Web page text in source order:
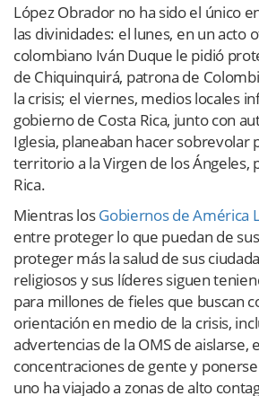
López Obrador no ha sido el único
las divinidades: el lunes, en un acto
colombiano Iván Duque le pidió
de Chiquinquirá, patrona de
la crisis; el viernes, medios locales
gobierno de Costa Rica, junto con
Iglesia, planeaban hacer sobrevolar
territorio a la Virgen de los Ángeles,
Rica.
Mientras losGobiernos de América
entre proteger lo que puedan de
proteger más la salud de sus
religiosos y sus líderes siguen
para millones de fieles que buscan
orientación en medio de la crisis,
advertencias de la OMS de aislarse,
concentraciones de gente y
uno ha viajado a zonas de alto